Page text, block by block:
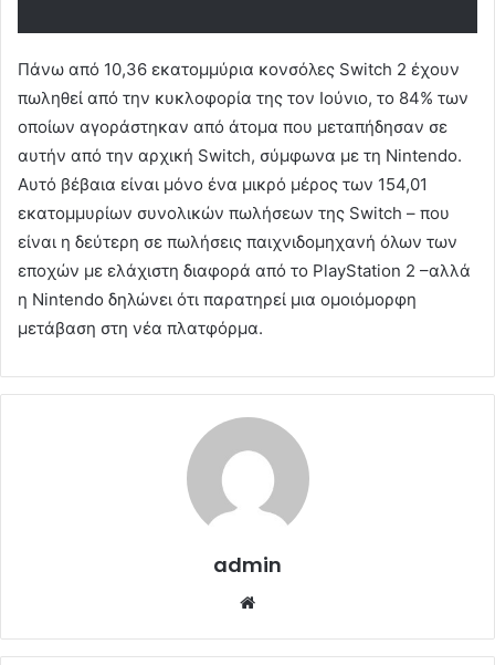
Πάνω από 10,36 εκατομμύρια κονσόλες Switch 2 έχουν
πωληθεί από την κυκλοφορία της τον Ιούνιο, το 84% των
οποίων αγοράστηκαν από άτομα που μεταπήδησαν σε
αυτήν από την αρχική Switch, σύμφωνα με τη Nintendo.
Αυτό βέβαια είναι μόνο ένα μικρό μέρος των 154,01
εκατομμυρίων συνολικών πωλήσεων της Switch – που
είναι η δεύτερη σε πωλήσεις παιχνιδομηχανή όλων των
εποχών με ελάχιστη διαφορά από το PlayStation 2 –αλλά
η Nintendo δηλώνει ότι παρατηρεί μια ομοιόμορφη
μετάβαση στη νέα πλατφόρμα.
admin